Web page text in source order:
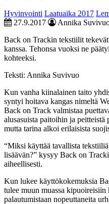
Hyvinvointi Laatuaika 2017
27.9.2017
Annika
Back on Trackin tekstiilit
kanssa. Tehonsa vuoksi ne
kohteeksi.
Teksti: Annika Suvivuo
Kun vanha kiinalainen taito
syntyi hoitava kangas nimeltä
Back on Track valmistaa
alusasuista paitoihin ja
mutta tarina alkoi erilaisista
“Miksi käyttää tavallista
lisäävän?” kysyy Back on
aiheellisesti.
Kun lukee käyttökokemuksia
tulee muun muassa kipuoireisiin
palautumistaan nopeuttaneita